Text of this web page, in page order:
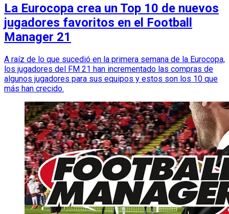
La Eurocopa crea un Top 10 de nuevos
jugadores favoritos en el Football
Manager 21
A raíz de lo que sucedió en la primera semana de la Eurocopa,
los jugadores del FM 21 han incrementado las compras de
algunos jugadores para sus equipos y estos son los 10 que
más han crecido.